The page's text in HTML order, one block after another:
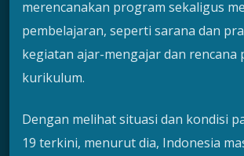
merencanakan program sekaligus
pembelajaran, seperti sarana dan
kegiatan ajar-mengajar dan rencana
kurikulum.
Dengan melihat situasi dan kondisi
19 terkini, menurut dia, Indonesia